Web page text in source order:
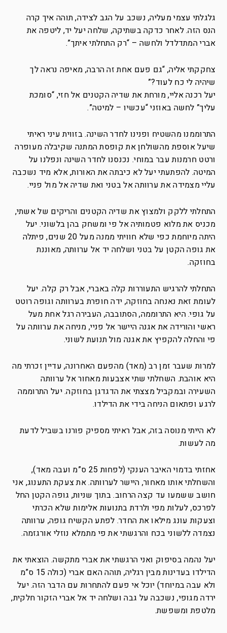
גלגלתי עצמי מעליה, נשכב על הגב לצידה, תוהה איך קרה
הנס הזה. לאחר כדקה בשתיקה, שלחה יעל יד, ליטפה את
אברי המתדלדל ולחשה – “רק התחלתי איתך”.
צחקקתי אליה, “גם פעם אחת זה הרבה, מאיפה נראה לך
שיהיה לי כח לעוד?”
יעל רכנה אליי, מורחת את שדיה הקטנים אל חזי, “סומכת
עליך” לחשה באוזני “עכשיו – למיטה”.
התרוממנו מהשטיח ופנינו לחדר השינה. בזווית עיני ראיתי
שיעל אוספת מהשולחן את קופסת המתנה שקיבלה מעופרה
ורטט חרמנות עבר במוחי. נכנסנו לחדר השינה ונפלנו על
המיטה. להפתעתי יעל לא כיבתה את האורות, אלא מיד נשכבה
עליי מצמידה את ערוותה אל בטני ואת שדיה אל מול פניי.
התחלתי ללקק ולמצוץ את שדיה הקטנים והריקים של אשתי,
מכניס את מלוא פטמותיה אל פי ומשחק בהן בלשוני. יעל
היתה מיוחמת כפי שלא חוויתי ממנה מעל 20 שנים, פיתלה
את גופה הקטן על בטני ושלחה יד אל ערוותה, מאוננת
בחוזקה.
התחלתי להרגיש התעוררות קלה באברי, אבל רק קלה. יעל
לעומת זאת נאנחה בחוזקה, ידה חופרת בערוותה וגופה רוטט
על גופי. היא התרוממה, הסתובבה, העבירה רגל אחת מעל
ראשי והורידה את אגנה היישר אל פניי, מניחה את ערוותה על
פי והחלה להקפיץ את אגנה מול תנועת לשוני.
למרות שעבר זמן רב (מאד) מהפעם האחרונה, עדיין זכרתי מה
היא אוהבת. השחלתי שתי אצבעות מאחור אל ערוותה
השעירה ובמקביל מצצתי את הדגדגן בחוזקה. יעל התרוממה
לרגע ופתאום הניחה בידי את הדילדו.
לא הייתי מנוסה בזה, אבל ראיתי מספיק פורנו בשביל לדעת
מה לעשות.
אחזתי בדמוי האיבר הענקי (לפחות 25 ס”מ ועבה מאד),
והשחלתי אותו מאחור, היישר לערוותה. את צעקת התענוג, אני
חושב ששמעו עד קצה הרחוב. בתוך שניות, גופה הקטן החל
לפרכס, לעלות מפי ולרדת בתנועות אלימות שלא הכרתי
וצעקות עונג מילאו את החדר. לפתע הקשיח גופה, ערוותה
נצמדה ללשוני בכח והרגשתי את פי מתמלא נוזלי אורגזמה.
יעל נהמה בסיפוק ואני הרגשתי את אברי מתקשה. הוצאתי את
הדילדו בעדינות מבין רגליה, תוהה האם אברי (כולה 15 ס”מ
ולא עבה במיוחד) יוכל אי פעם להתחרות עם הדבר הזה. יעל
ירדה מגופי, נשכבה על גבה ושלחה יד אל אברי הזקור חלקית,
מלטפת ומשפשת.